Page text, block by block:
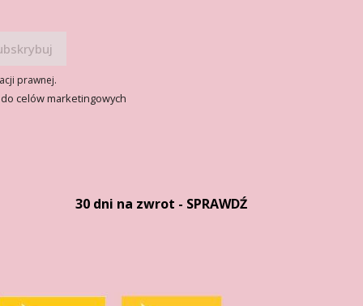
prawnej.
celów marketingowych
30 dni na zwrot - SPRAWDŹ